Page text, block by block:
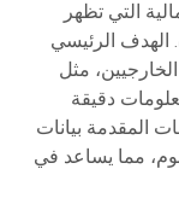
التي تظهر
الهدف الرئيسي
مثل
دقيقة
المقدمة بيانات
مما يساعد في